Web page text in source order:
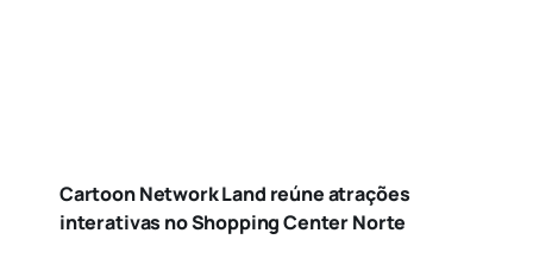
Cartoon Network Land reúne atrações
interativas no Shopping Center Norte